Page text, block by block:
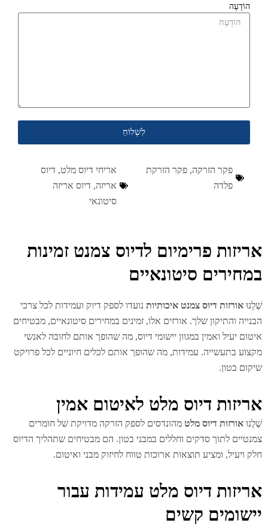
הוֹדָעָה
לִשְׁלוֹחַ
פקר הזרקה,פקר הזרקת
פלדה
אריחי דיוס מלט,דיוס
אריזה,דיוס אריזה
סיטונאי
פרימיום לדיוס צמנט זמינות
סיטונאיים
אורזות דיוס צמנט איכותיותנועדו לספק דיוק ועמידות לכל צרכי
והתיקון שלך. אורזים אלו, זמינים במחירים סיטונאיים, מבטיחים
יעיל ואמין במגוון יישומי דיוס, מה שהופך אותם לחובה לאנשי
בתעשייה. עמידות, מה שהופך אותם לכלים חיוניים לכל פרויקט
בטון.
דיוס מלט לאיטום אמין
אורזות דיוס מלטמהונדסים לספק הזרקה מדויקת של חומרים
לתוך סדקים וחללים במבני בטון. הם מבטיחים שתהליך הדיוס
ויעיל, ומציע תוצאות ארוכות טווח לחיזוק מבני ואיטום.
דיוס מלט עמידות עבור
קשים